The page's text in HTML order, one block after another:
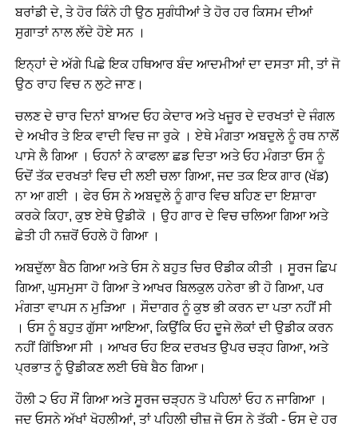
ਬਰਾਂਡੀ ਦੇ, ਤੇ ਹੋਰ ਕਿੰਨੇ ਹੀ ਉਠ ਸੁਗੰਧੀਆਂ ਤੇ ਹੋਰ ਹਰ ਕਿਸਮ ਦੀਆਂ
ਸੁਗਾਤਾਂ ਨਾਲ ਲੱਦੇ ਹੋਏ ਸਨ ।
ਇਨ੍ਹਾਂ ਦੇ ਅੱਗੇ ਪਿਛੇ ਇਕ ਹਥਿਆਰ ਬੰਦ ਆਦਮੀਆਂ ਦਾ ਦਸਤਾ ਸੀ, ਤਾਂ ਜੋ
ਉਠ ਰਾਹ ਵਿਚ ਨ ਲੁਟੇ ਜਾਣ।
ਚਲਣ ਦੇ ਚਾਰ ਦਿਨਾਂ ਬਾਅਦ ਓਹ ਕੇਦਾਰ ਅਤੇ ਖਜੂਰ ਦੇ ਦਰਖਤਾਂ ਦੇ ਜੰਗਲ
ਦੇ ਅਖੀਰ ਤੇ ਇਕ ਵਾਦੀ ਵਿਚ ਜਾ ਰੁਕੇ । ਏਥੇ ਮੰਗਤਾ ਅਬਦੁਲੇ ਨੂੰ ਰਥ ਨਾਲੋਂ
ਪਾਸੇ ਲੈ ਗਿਆ । ਓਹਨਾਂ ਨੇ ਕਾਫਲਾ ਛਡ ਦਿਤਾ ਅਤੇ ਓਹ ਮੰਗਤਾ ਓਸ ਨੂੰ
ਓਦੋਂ ਤੱਕ ਦਰਖਤਾਂ ਵਿਚ ਦੀ ਲਈ ਚਲਾ ਗਿਆ, ਜਦ ਤਕ ਇਕ ਗਾਰ (ਖੱਡ)
ਨਾ ਆ ਗਈ । ਫੇਰ ਓਸ ਨੇ ਅਬਦੁਲੇ ਨੂੰ ਗਾਰ ਵਿਚ ਬਹਿਣ ਦਾ ਇਸ਼ਾਰਾ
ਕਰਕੇ ਕਿਹਾ, ਕੁਝ ਏਥੇ ਉਡੀਕੋ । ਉਹ ਗਾਰ ਦੇ ਵਿਚ ਚਲਿਆ ਗਿਆ ਅਤੇ
ਛੇਤੀ ਹੀ ਨਜ਼ਰੋਂ ਓਹਲੇ ਹੋ ਗਿਆ ।
ਅਬਦੁੱਲਾ ਬੈਠ ਗਿਆ ਅਤੇ ਓਸ ਨੇ ਬਹੁਤ ਚਿਰ ੳਡੀਕ ਕੀਤੀ । ਸੂਰਜ ਛਿਪ
ਗਿਆ, ਘੁਸਮੁਸਾ ਹੋ ਗਿਆ ਤੇ ਆਖਰ ਬਿਲਕੁਲ ਹਨੇਰਾ ਭੀ ਹੋ ਗਿਆ, ਪਰ
ਮੰਗਤਾ ਵਾਪਸ ਨ ਮੁੜਿਆ । ਸੌਦਾਗਰ ਨੂੰ ਕੁਝ ਭੀ ਕਰਨ ਦਾ ਪਤਾ ਨਹੀਂ ਸੀ
। ਓਸ ਨੂੰ ਬਹੁਤ ਗੁੱਸਾ ਆਇਆ, ਕਿਉਂਕਿ ਓਹ ਦੂਜੇ ਲੋਕਾਂ ਦੀ ਉਡੀਕ ਕਰਨ
ਨਹੀਂ ਗਿੱਝਿਆ ਸੀ । ਆਖਰ ਓਹ ਇਕ ਦਰਖਤ ਉਪਰ ਚੜ੍ਹ ਗਿਆ, ਅਤੇ
ਪ੍ਰਭਾਤ ਨੂੰ ਉਡੀਕਣ ਲਈ ਓਥੇ ਬੈਠ ਗਿਆ।
ਹੌਲੀ ੨ ਓਹ ਸੌਂ ਗਿਆ ਅਤੇ ਸੂਰਜ ਚੜ੍ਹਨ ਤੋ ਪਹਿਲਾਂ ਓਹ ਨ ਜਾਗਿਆ ।
ਜਦ ਓਸਨੇ ਅੱਖਾਂ ਖੋਹਲੀਆਂ, ਤਾਂ ਪਹਿਲੀ ਚੀਜ਼ ਜੋ ਓਸ ਨੇ ਤੱਕੀ - ਓਸ ਦੇ ਹਰ